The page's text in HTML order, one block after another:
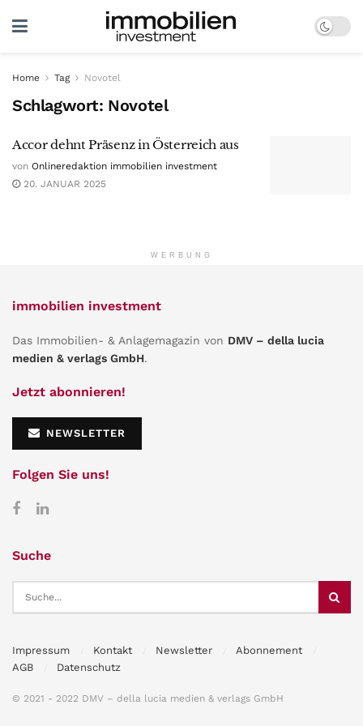
Home Tag Novotel
Schlagwort: Novotel
Accor dehnt Präsenz in Österreich aus
von Onlineredaktion immobilien investment
20. JANUAR 2025
WERBUNG
immobilien investment
Das Immobilien- & Anlagemagazin von DMV – della lucia
medien & verlags GmbH.
Jetzt abonnieren!
NEWSLETTER
Folgen Sie uns!
Suche
Impressum Kontakt Newsletter
Abonnement
AGB
Datenschutz
© 2021 - 2022 DMV – della lucia medien & verlags GmbH